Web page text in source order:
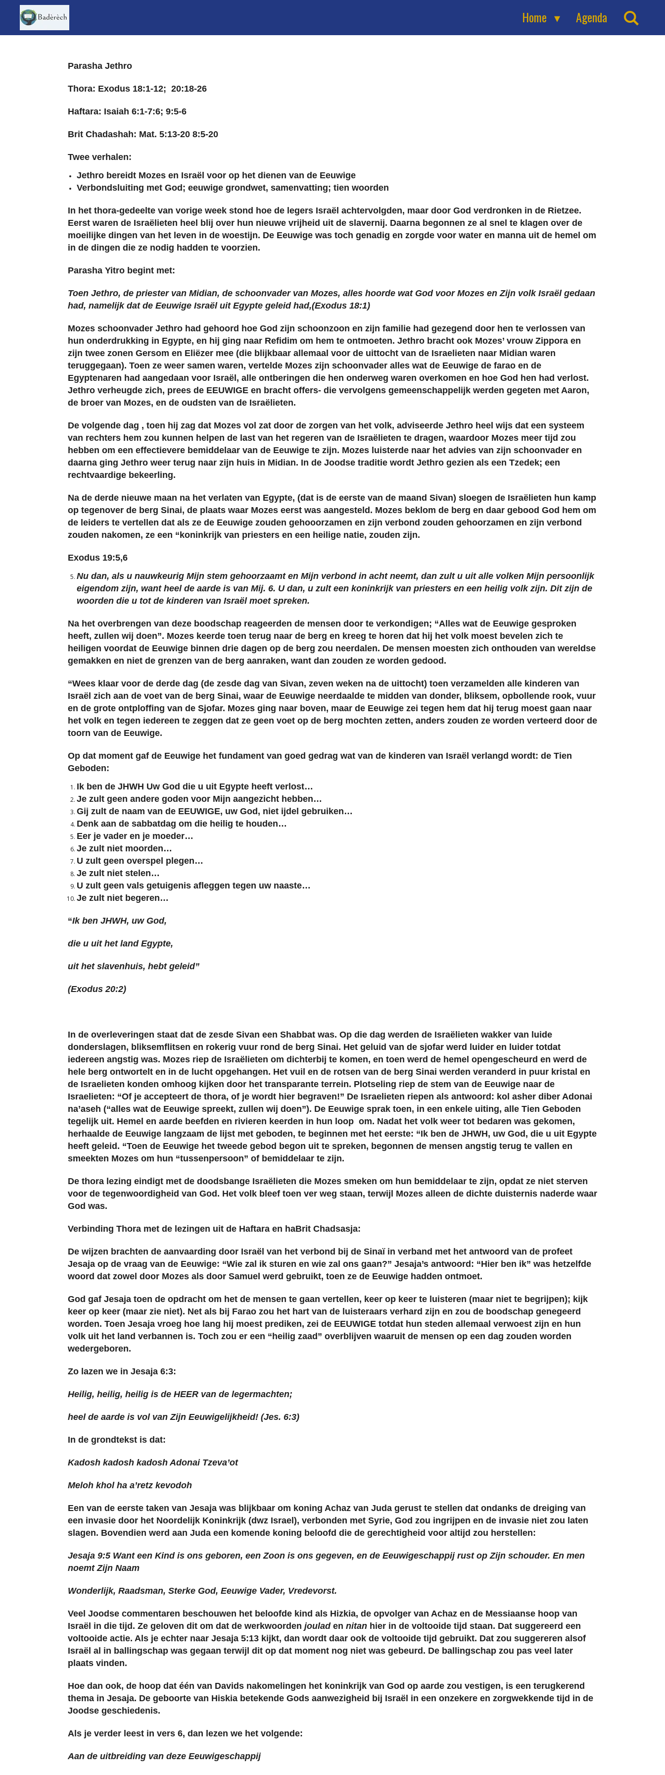
direct
Home Agenda
Parasha Jethro
Thora: Exodus 18:1-12; 20:18-26
Haftara: Isaiah 6:1-7:6; 9:5-6
Brit Chadashah: Mat. 5:13-20 8:5-20
Twee verhalen:
Jethro bereidt Mozes en Israël voor op het dienen van de Eeuwige
Verbondsluiting met God; eeuwige grondwet, samenvatting; tien woorden
In het thora-gedeelte van vorige week stond hoe de legers Israël achtervolgden, maar door God verdronken in de Rietzee.
Eerst waren de Israëlieten heel blij over hun nieuwe vrijheid uit de slavernij. Daarna begonnen ze al snel te klagen over de
moeilijke dingen van het leven in de woestijn. De Eeuwige was toch genadig en zorgde voor water en manna uit de hemel om
in de dingen die ze nodig hadden te voorzien.
Parasha Yitro begint met:
Toen Jethro, de priester van Midian, de schoonvader van Mozes, alles hoorde wat God voor Mozes en Zijn volk Israël gedaan
had, namelijk dat de Eeuwige Israël uit Egypte geleid had,(Exodus 18:1)
Mozes schoonvader Jethro had gehoord hoe God zijn schoonzoon en zijn familie had gezegend door hen te verlossen van
hun onderdrukking in Egypte, en hij ging naar Refidim om hem te ontmoeten. Jethro bracht ook Mozes’ vrouw Zippora en
zijn twee zonen Gersom en Eliëzer mee (die blijkbaar allemaal voor de uittocht van de Israelieten naar Midian waren
teruggegaan). Toen ze weer samen waren, vertelde Mozes zijn schoonvader alles wat de Eeuwige de farao en de
Egyptenaren had aangedaan voor Israël, alle ontberingen die hen onderweg waren overkomen en hoe God hen had verlost.
Jethro verheugde zich, prees de EEUWIGE en bracht offers- die vervolgens gemeenschappelijk werden gegeten met Aaron,
de broer van Mozes, en de oudsten van de Israëlieten.
De volgende dag , toen hij zag dat Mozes vol zat door de zorgen van het volk, adviseerde Jethro heel wijs dat een systeem
van rechters hem zou kunnen helpen de last van het regeren van de Israëlieten te dragen, waardoor Mozes meer tijd zou
hebben om een effectievere bemiddelaar van de Eeuwige te zijn. Mozes luisterde naar het advies van zijn schoonvader en
daarna ging Jethro weer terug naar zijn huis in Midian. In de Joodse traditie wordt Jethro gezien als een Tzedek; een
rechtvaardige bekeerling.
Na de derde nieuwe maan na het verlaten van Egypte, (dat is de eerste van de maand Sivan) sloegen de Israëlieten hun kamp
op tegenover de berg Sinai, de plaats waar Mozes eerst was aangesteld. Mozes beklom de berg en daar gebood God hem om
de leiders te vertellen dat als ze de Eeuwige zouden gehooorzamen en zijn verbond zouden gehoorzamen en zijn verbond
zouden nakomen, ze een “koninkrijk van priesters en een heilige natie, zouden zijn.
Exodus 19:5,6
Nu dan, als u nauwkeurig Mijn stem gehoorzaamt en Mijn verbond in acht neemt, dan zult u uit alle volken Mijn persoonlijk
eigendom zijn, want heel de aarde is van Mij. 6. U dan, u zult een koninkrijk van priesters en een heilig volk zijn. Dit zijn de
woorden die u tot de kinderen van Israël moet spreken.
Na het overbrengen van deze boodschap reageerden de mensen door te verkondigen; “Alles wat de Eeuwige gesproken
heeft, zullen wij doen”. Mozes keerde toen terug naar de berg en kreeg te horen dat hij het volk moest bevelen zich te
heiligen voordat de Eeuwige binnen drie dagen op de berg zou neerdalen. De mensen moesten zich onthouden van wereldse
gemakken en niet de grenzen van de berg aanraken, want dan zouden ze worden gedood.
“Wees klaar voor de derde dag (de zesde dag van Sivan, zeven weken na de uittocht) toen verzamelden alle kinderen van
Israël zich aan de voet van de berg Sinai, waar de Eeuwige neerdaalde te midden van donder, bliksem, opbollende rook, vuur
en de grote ontploffing van de Sjofar. Mozes ging naar boven, maar de Eeuwige zei tegen hem dat hij terug moest gaan naar
het volk en tegen iedereen te zeggen dat ze geen voet op de berg mochten zetten, anders zouden ze worden verteerd door de
toorn van de Eeuwige.
Op dat moment gaf de Eeuwige het fundament van goed gedrag wat van de kinderen van Israël verlangd wordt: de Tien
Geboden:
Ik ben de JHWH Uw God die u uit Egypte heeft verlost…
Je zult geen andere goden voor Mijn aangezicht hebben…
Gij zult de naam van de EEUWIGE, uw God, niet ijdel gebruiken…
Denk aan de sabbatdag om die heilig te houden…
Eer je vader en je moeder…
Je zult niet moorden…
U zult geen overspel plegen…
Je zult niet stelen…
U zult geen vals getuigenis afleggen tegen uw naaste…
Je zult niet begeren…
“Ik ben JHWH, uw God,
die u uit het land Egypte,
uit het slavenhuis, hebt geleid”
(Exodus 20:2)
In de overleveringen staat dat de zesde Sivan een Shabbat was. Op die dag werden de Israëlieten wakker van luide
donderslagen, bliksemflitsen en rokerig vuur rond de berg Sinai. Het geluid van de sjofar werd luider en luider totdat
iedereen angstig was. Mozes riep de Israëlieten om dichterbij te komen, en toen werd de hemel opengescheurd en werd de
hele berg ontwortelt en in de lucht opgehangen. Het vuil en de rotsen van de berg Sinai werden veranderd in puur kristal en
de Israelieten konden omhoog kijken door het transparante terrein. Plotseling riep de stem van de Eeuwige naar de
Israelieten: “Of je accepteert de thora, of je wordt hier begraven!” De Israelieten riepen als antwoord: kol asher diber Adonai
na’aseh (“alles wat de Eeuwige spreekt, zullen wij doen”). De Eeuwige sprak toen, in een enkele uiting, alle Tien Geboden
tegelijk uit. Hemel en aarde beefden en rivieren keerden in hun loop om. Nadat het volk weer tot bedaren was gekomen,
herhaalde de Eeuwige langzaam de lijst met geboden, te beginnen met het eerste: “Ik ben de JHWH, uw God, die u uit Egypte
heeft geleid. “Toen de Eeuwige het tweede gebod begon uit te spreken, begonnen de mensen angstig terug te vallen en
smeekten Mozes om hun “tussenpersoon” of bemiddelaar te zijn.
De thora lezing eindigt met de doodsbange Israëlieten die Mozes smeken om hun bemiddelaar te zijn, opdat ze niet sterven
voor de tegenwoordigheid van God. Het volk bleef toen ver weg staan, terwijl Mozes alleen de dichte duisternis naderde waar
God was.
Verbinding Thora met de lezingen uit de Haftara en haBrit Chadsasja:
De wijzen brachten de aanvaarding door Israël van het verbond bij de Sinaï in verband met het antwoord van de profeet
Jesaja op de vraag van de Eeuwige: “Wie zal ik sturen en wie zal ons gaan?” Jesaja’s antwoord: “Hier ben ik” was hetzelfde
woord dat zowel door Mozes als door Samuel werd gebruikt, toen ze de Eeuwige hadden ontmoet.
God gaf Jesaja toen de opdracht om het de mensen te gaan vertellen, keer op keer te luisteren (maar niet te begrijpen); kijk
keer op keer (maar zie niet). Net als bij Farao zou het hart van de luisteraars verhard zijn en zou de boodschap genegeerd
worden. Toen Jesaja vroeg hoe lang hij moest prediken, zei de EEUWIGE totdat hun steden allemaal verwoest zijn en hun
volk uit het land verbannen is. Toch zou er een “heilig zaad” overblijven waaruit de mensen op een dag zouden worden
wedergeboren.
Zo lazen we in Jesaja 6:3:
Heilig, heilig, heilig is de HEER van de legermachten;
heel de aarde is vol van Zijn Eeuwigelijkheid! (Jes. 6:3)
In de grondtekst is dat:
Kadosh kadosh kadosh Adonai Tzeva’ot
Meloh khol ha a’retz kevodoh
Een van de eerste taken van Jesaja was blijkbaar om koning Achaz van Juda gerust te stellen dat ondanks de dreiging van
een invasie door het Noordelijk Koninkrijk (dwz Israel), verbonden met Syrie, God zou ingrijpen en de invasie niet zou laten
slagen. Bovendien werd aan Juda een komende koning beloofd die de gerechtigheid voor altijd zou herstellen:
Jesaja 9:5 Want een Kind is ons geboren, een Zoon is ons gegeven, en de Eeuwigeschappij rust op Zijn schouder. En men
noemt Zijn Naam
Wonderlijk, Raadsman, Sterke God, Eeuwige Vader, Vredevorst.
Veel Joodse commentaren beschouwen het beloofde kind als Hizkia, de opvolger van Achaz en de Messiaanse hoop van
Israël in die tijd. Ze geloven dit om dat de werkwoorden jouladen nitan hier in de voltooide tijd staan. Dat suggereerd een
voltooide actie. Als je echter naar Jesaja 5:13 kijkt, dan wordt daar ook de voltooide tijd gebruikt. Dat zou suggereren alsof
Israël al in ballingschap was gegaan terwijl dit op dat moment nog niet was gebeurd. De ballingschap zou pas veel later
plaats vinden.
Hoe dan ook, de hoop dat één van Davids nakomelingen het koninkrijk van God op aarde zou vestigen, is een terugkerend
thema in Jesaja. De geboorte van Hiskia betekende Gods aanwezigheid bij Israël in een onzekere en zorgwekkende tijd in de
Joodse geschiedenis.
Als je verder leest in vers 6, dan lezen we het volgende:
Aan de uitbreiding van deze Eeuwigeschappij